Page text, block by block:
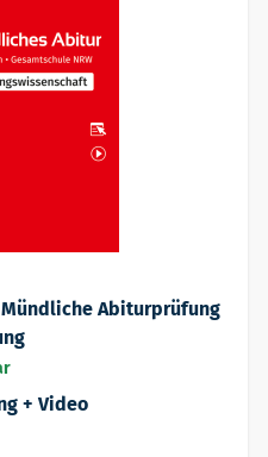
Abiturprüfung
+ Video